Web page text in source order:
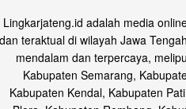
Lingkarjateng.id adalah media
dan teraktual di wilayah Jawa
mendalam dan terpercaya,
Kabupaten Semarang,
Kabupaten Kendal, Kabupaten